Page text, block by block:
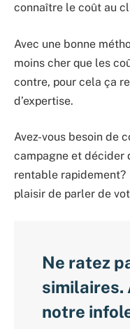
connaître le coût au
Avec une bonne
moins cher que les
contre, pour cela ça
d’expertise.
Avez-vous besoin de
campagne et décider
rentable rapidement?
plaisir de parler de
Ne ratez
similaires.
notre